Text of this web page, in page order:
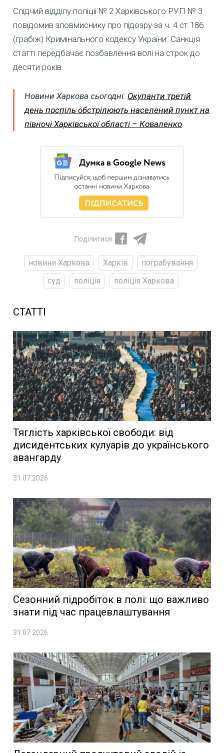
Слідчий відділу поліції № 2 Харківського РУП № 3
повідомив зловмиснику про підозру за ч. 4 ст.186
(грабіж) Кримінального кодексу України. Санкція
статті передбачає позбавлення волі на строк до
десяти років.
Новини Харкова сьогодні: Окупанти третій
день поспіль обстрілюють населений пункт на
півночі Харківської області – Коваленко
Поділитися
новини Харкова Харків
пограбування
суд
поліція поліція Харкова
СТАТТІ
Тяглість харківської свободи: від
дисидентських кулуарів до українського
авангарду
31.07.2026
Сезонний підробіток в полі: що важливо
знати під час працевлаштування
31.07.2026